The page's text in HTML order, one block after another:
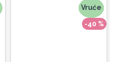
Vruće
-40 %